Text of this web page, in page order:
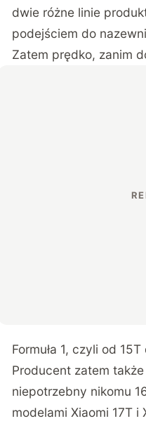
dwie różne linie
podejściem do
Zatem prędko, zanim
Formuła 1, czyli od
Producent zatem
niepotrzebny nikomu
modelami Xiaomi 17T i